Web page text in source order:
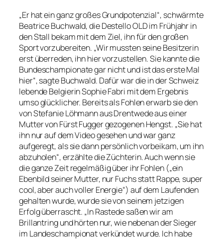
„Er hat ein ganz großes Grundpotenzial“, schwärmte
Beatrice Buchwald, die Destello OLD im Frühjahr in
den Stall bekam mit dem Ziel, ihn für den großen
Sport vorzubereiten. „Wir mussten seine Besitzerin
erst überreden, ihn hier vorzustellen. Sie kannte die
Bundeschampionate gar nicht und ist das erste Mal
hier“, sagte Buchwald. Dafür war die in der Schweiz
lebende Belgierin Sophie Fabri mit dem Ergebnis
umso glücklicher. Bereits als Fohlen erwarb sie den
von Stefanie Löhmann aus Drentwede aus einer
Mutter von Fürst Fugger gezogenen Hengst. „Sie hat
ihn nur auf dem Video gesehen und war ganz
aufgeregt, als sie dann persönlich vorbeikam, um ihn
abzuholen“, erzählte die Züchterin. Auch wenn sie
die ganze Zeit regelmäßig über ihr Fohlen („ein
Ebenbild seiner Mutter, nur Fuchs statt Rappe, super
cool, aber auch voller Energie“) auf dem Laufenden
gehalten wurde, wurde sie von seinem jetzigen
Erfolg überrascht. „In Rastede saßen wir am
Brillantring und hörten nur, wie nebenan der Sieger
im Landeschampionat verkündet wurde. Ich habe